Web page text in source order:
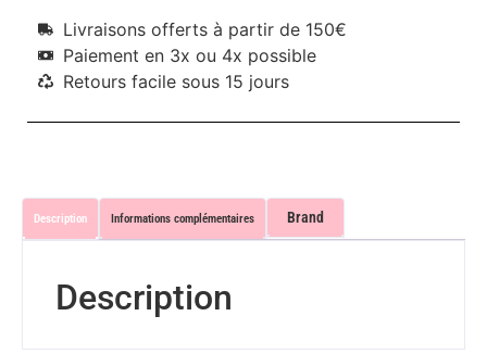
Livraisons offerts à partir de 150€
Paiement en 3x ou 4x possible
Retours facile sous 15 jours
Description Informations complémentaires Brand
Description